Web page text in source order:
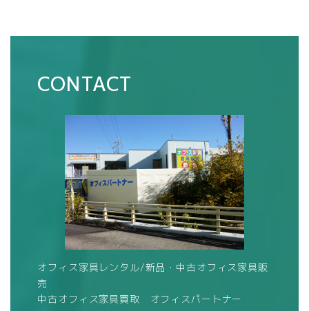
CONTACT
オフィス家具レンタル/新品・中古オフィス家具販
売
中古オフィス家具買取 オフィスパートナー